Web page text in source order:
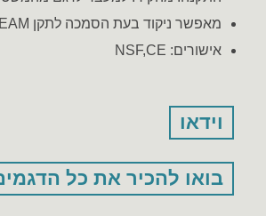
מאפשר ניקוד בעת הסמכה לתקן LEED/BREEAM
אישורים: NSF,CE
וידאו
בואו להכיר את כל